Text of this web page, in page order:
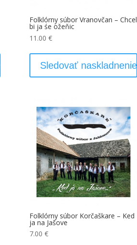
Folklórny súbor Vranovčan – Chcel
bi ja śe ožeňic
11.00 €
Sledovať naskladnenie
Folklórny súbor Korčaškare – Ked
ja na Jašove
7.00 €